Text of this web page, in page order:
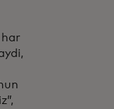
har